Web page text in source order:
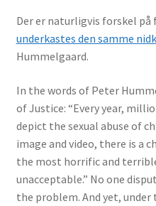
Der er naturligvis forskel på
underkastes den samme
Hummelgaard.
In the words ofPeter
of Justice: “Every year,
depict the sexual abuse of
image and video, there is a
the most horrific and
unacceptable.” No one
the problem. And yet,